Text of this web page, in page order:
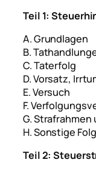
Teil 1:
A. Grundlagen
B.
C. Taterfolg
D. Vorsatz,
E. Versuch
F.
G.
H. Sonstige
Teil 2: